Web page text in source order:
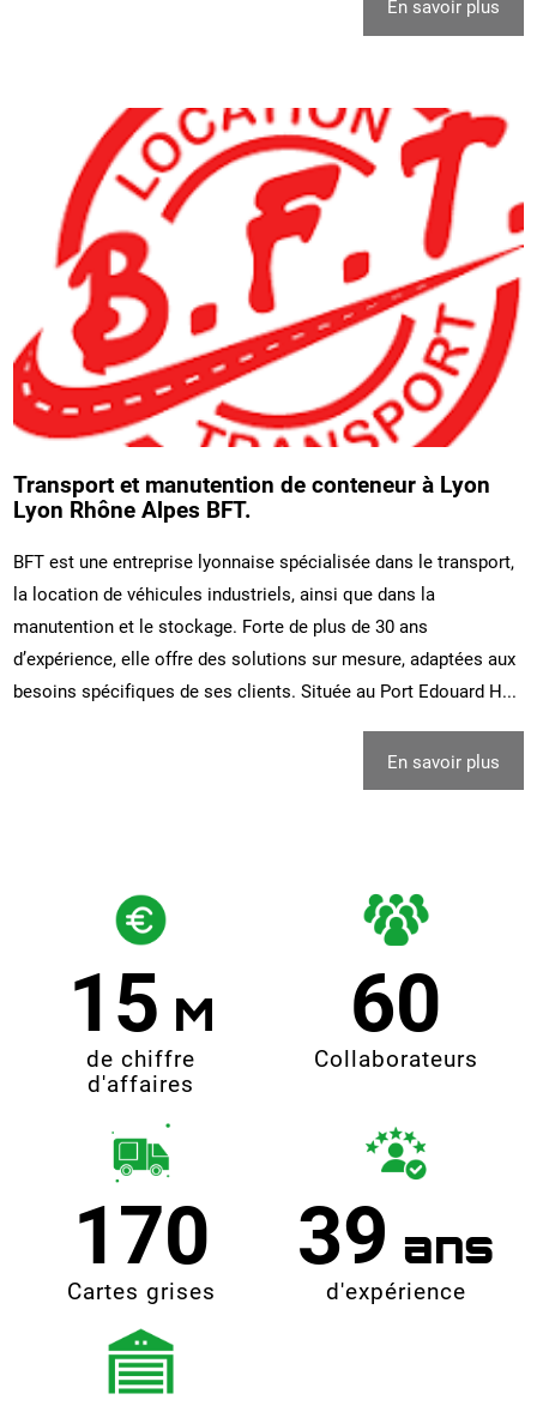
En savoir plus
Transport et manutention de conteneur à Lyon
Lyon Rhône Alpes BFT.
BFT est une entreprise lyonnaise spécialisée dans le transport,
la location de véhicules industriels, ainsi que dans la
manutention et le stockage. Forte de plus de 30 ans
d’expérience, elle offre des solutions sur mesure, adaptées aux
besoins spécifiques de ses clients. Située au Port Edouard H...
En savoir plus
15
de chiffre
d'affaires
60
Collaborateurs
170
Cartes grises
39
d'expérience